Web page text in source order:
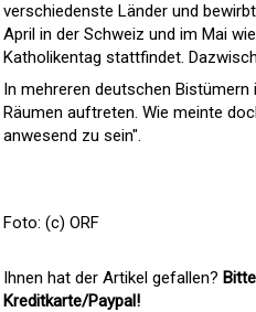
verschiedenste Länder und
April in der Schweiz und im Mai
Katholikentag stattfindet.
In mehreren deutschen
Räumen auftreten. Wie meinte
anwesend zu sein".
Foto: (c) ORF
Ihnen hat der Artikel gefallen?
Kreditkarte/Paypal!